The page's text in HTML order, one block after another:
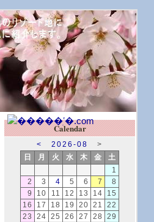
Calendar
< 2026-08
>
日
月 火 水 木 金
土
1
2
3 4 5 6 7
8
9
10 11 12 13 14
15
16
17 18 19 20 21
22
23
24 25 26 27 28
29